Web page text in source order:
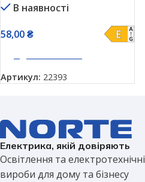
В наявності
58,00₴
Артикул: 22393
Електрика, якій довіряють
Освітлення та електротехнічні
вироби для дому та бізнесу